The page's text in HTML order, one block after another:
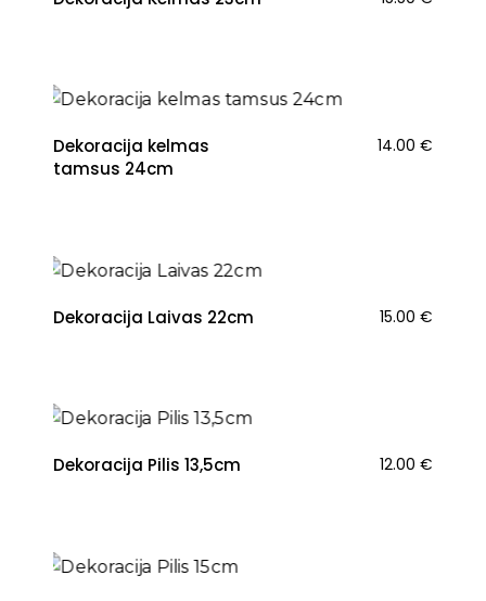
Dekoracija kelmas
tamsus 24cm
14.00 €
Dekoracija Laivas 22cm 15.00 €
Dekoracija Pilis 13,5cm 12.00 €